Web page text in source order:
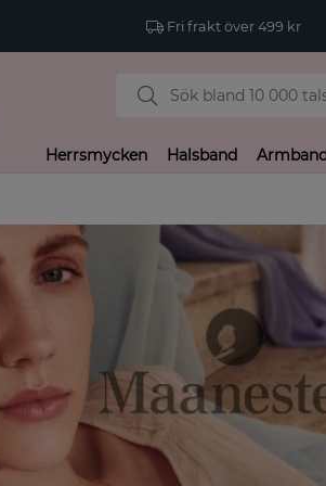
Fri frakt över 499 kr
Herrsmycken Halsband